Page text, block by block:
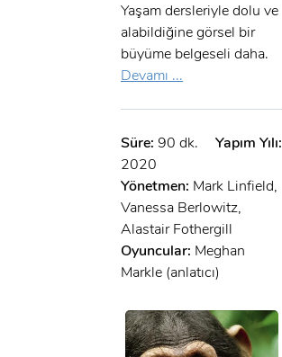
Yaşam dersleriyle dolu ve
alabildiğine görsel bir
büyüme belgeseli daha.
Devamı ...
Süre: 90 dk.
Yapım Yılı:
2020
Yönetmen: Mark Linfield,
Vanessa Berlowitz,
Alastair Fothergill
Oyuncular: Meghan
Markle (anlatıcı)